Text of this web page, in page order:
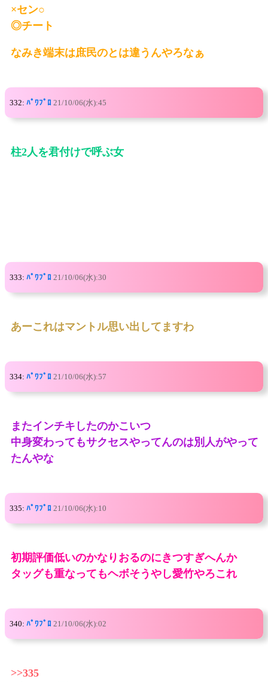
×セン○
◎チート
なみき端末は庶民のとは違うんやろなぁ
332: ﾊﾟﾜﾌﾟﾛ 21/10/06(水):45
柱2人を君付けで呼ぶ女
333: ﾊﾟﾜﾌﾟﾛ 21/10/06(水):30
あーこれはマントル思い出してますわ
334: ﾊﾟﾜﾌﾟﾛ 21/10/06(水):57
またインチキしたのかこいつ
中身変わってもサクセスやってんのは別人がやって
たんやな
335: ﾊﾟﾜﾌﾟﾛ 21/10/06(水):10
初期評価低いのかなりおるのにきつすぎへんか
タッグも重なってもヘボそうやし愛竹やろこれ
340: ﾊﾟﾜﾌﾟﾛ 21/10/06(水):02
>>335